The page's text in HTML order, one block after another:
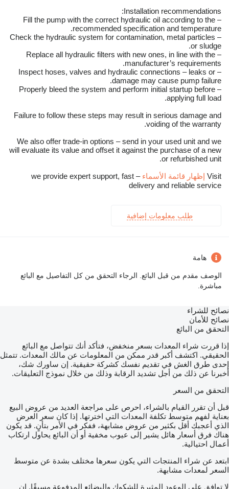
Installation recommendations:
– Fill the pump with the correct hydraulic oil according to the
recommended specification and temperature.
– Check the hydraulic system for contamination, metal particles
or sludge.
– Replace all hydraulic filters with new ones, in line with the
manufacturer’s requirements.
– Inspect hoses, valves and hydraulic connections – leaks or
damage may cause pump failure.
– Properly bleed the system and perform initial startup before
applying full load.
Failure to follow these steps may result in serious damage and
voiding of the warranty.
We also offer trade-in options – send in your used unit and we
will evaluate its value and offset it against the purchase of a new
or refurbished unit.
Visit إظهار قائمة الأسماء
– we provide expert support, fast
delivery and reliable service
طلب معلومات إضافية
هامة
الوصف مقدم من قبل البائع. الرجاء التحقق من كل التفاصيل مع البائع
مباشرة.
نصائح للشراء
نصائح للأمان
التحقق من البائع
إذا قررت شراء المعدات بسعر منخفض، فتأكد أنك تتواصل مع البائع
الحقيقي. اكتشف أكبر قدر ممكن من المعلومات عن مالك المعدات. تتمثل
إحدى طرق الغش في تقديم نفسك كشركة حقيقية. إن ساورك شك،
أخبرنا عن ذلك من أجل تشديد الرقابة وذلك من خلال نموذج التعليقات.
التحقق من السعر
قبل أن تقرر القيام بالشراء، احرص على مراجعة العديد من عروض البيع
بعناية لفهم متوسط تكلفة المعدات التي اخترتها. إذا كان سعر العرض
الذي أعجبك أقل بكثير من عروض مشابهة، ففكر في الأمر بتأنٍ. قد يكون
هناك فرق أسعار هائل يشير إلى عيوب مخفية أو أن البائع يحاول ارتكاب
أعمال احتيالية.
ابتعد عن شراء المنتجات التي يكون سعرها مختلف بشدة عن متوسط
السعر لمعدات مشابهة.
لا توافق على الوعود المثيرة للشكوك والبضائع المدفوعة مسبقًا. إن